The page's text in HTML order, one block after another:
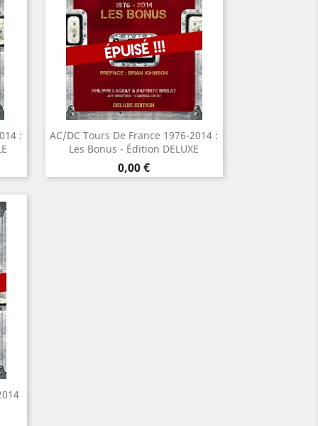
:
AC/DC Tours De France 1976-2014 :
Les Bonus - Édition DELUXE
Prix
0,00 €
Aperçu rapide